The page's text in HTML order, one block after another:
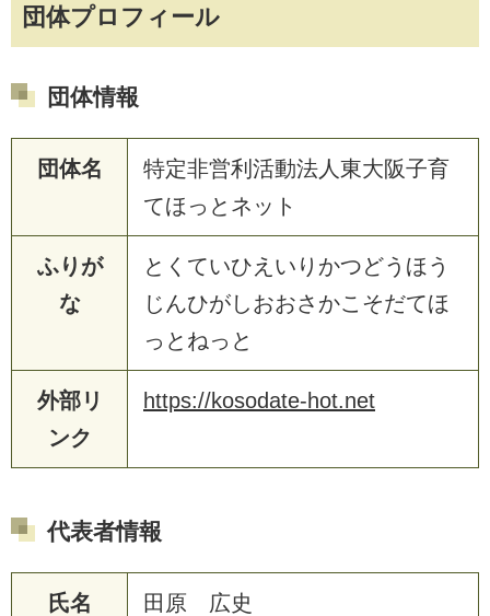
団体プロフィール
団体情報
団体名
特定非営利活動法人東大阪子育
てほっとネット
ふりが
な
とくていひえいりかつどうほう
じんひがしおおさかこそだてほ
っとねっと
外部リ
ンク
https://kosodate-hot.net
代表者情報
氏名 田原 広史